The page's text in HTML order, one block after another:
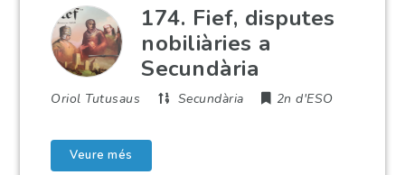
174. Fief, disputes
nobiliàries a
Secundària
Oriol Tutusaus Secundària 2n d'ESO
Veure més